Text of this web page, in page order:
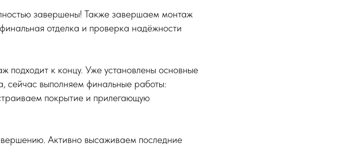
завершены! Также завершаем монтаж
отделка и проверка надёжности
подходит к концу. Уже установлены основные
сейчас выполняем финальные работы:
покрытие и прилегающую
Активно высаживаем последние